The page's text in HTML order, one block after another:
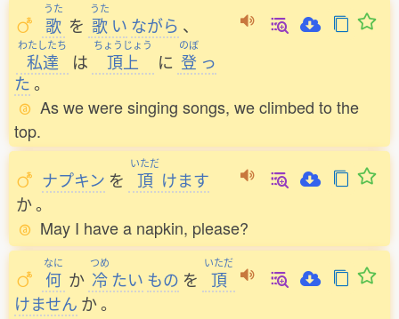
うた
歌 を
うた
歌 い ながら 、
わたしたち
私達 は
ちょうじょう
頂上 に
のぼ
登 っ
た。
As we were singing songs, we climbed to the
top.
ナプキン を
いただ
頂 けます
か。
May I have a napkin, please?
なに
何 か
つめ
冷たい もの を
いただ
頂
けません か。